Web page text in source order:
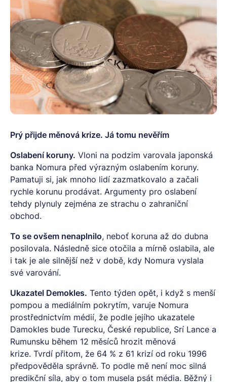
Prý přijde měnová krize. Já tomu nevěřím
Oslabení koruny. Vloni na podzim varovala japonská
banka Nomura před výrazným oslabením koruny.
Pamatuji si, jak mnoho lidí zazmatkovalo a začali
rychle korunu prodávat. Argumenty pro oslabení
tehdy plynuly zejména ze strachu o zahraniční
obchod.
To se ovšem nenaplnilo, neboť koruna až do dubna
posilovala. Následně sice otočila a mírně oslabila, ale
i tak je ale silnější než v době, kdy Nomura vyslala
své varování.
Ukazatel Demokles. Tento týden opět, i když s menší
pompou a mediálním pokrytím, varuje Nomura
prostřednictvím médií, že podle jejího ukazatele
Damokles bude Turecku, České republice, Srí Lance a
Rumunsku během 12 měsíců hrozit měnová
krize. Tvrdí přitom, že 64 % z 61 krizí od roku 1996
předpověděla správně. To podle mě není moc silná
predikční síla, aby o tom musela psát média. Běžný i